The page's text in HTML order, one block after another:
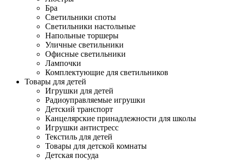
Бра
Светильники споты
Светильники настольные
Напольные торшеры
Уличные светильники
Офисные светильники
Лампочки
Комплектующие для светильников
Товары для детей
Игрушки для детей
Радиоуправляемые игрушки
Детский транспорт
Канцелярские принадлежности для школы
Игрушки антистресс
Текстиль для детей
Товары для детской комнаты
Детская посуда